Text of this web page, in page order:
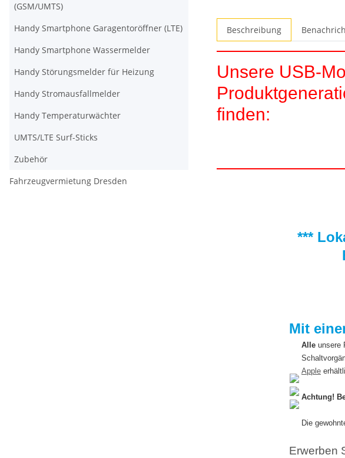
Beschreibung
Unsere USB-
finden:
***
Mit
Alle unsere
Apple
Achtung!
Die
Erwerben
(GSM/UMTS)
Handy Smartphone Garagentoröffner (LTE)
Handy Smartphone Wassermelder
Handy Störungsmelder für Heizung
Handy Stromausfallmelder
Handy Temperaturwächter
UMTS/LTE Surf-Sticks
Zubehör
Fahrzeugvermietung Dresden